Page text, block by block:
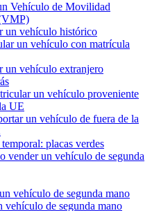
Vehículo de Movilidad
un vehículo histórico
un vehículo con matrícula
un vehículo extranjero
un vehículo proveniente
UE
un vehículo de fuera de la
placas verdes
vender un vehículo de segunda
vehículo de segunda mano
vehículo de segunda mano